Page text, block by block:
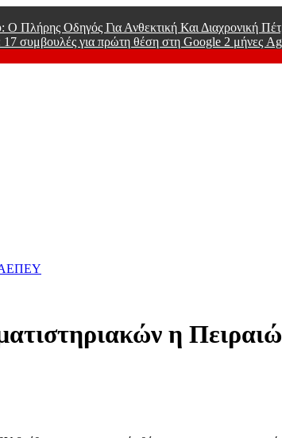
Πλήρης Οδηγός Για Ανθεκτική Και Διαχρονική
17 συμβουλές για πρώτη θέση στη Google 2 μήνες
ΑΕΠΕΥ
η